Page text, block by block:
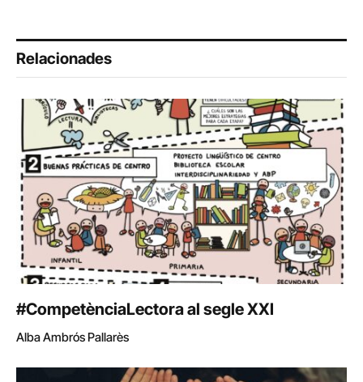
Relacionades
#CompetènciaLectora al segle XXI
Alba Ambrós Pallarès